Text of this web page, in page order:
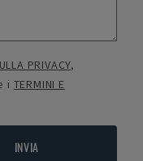
PRIVACY,
i TERMINI E
INVIA